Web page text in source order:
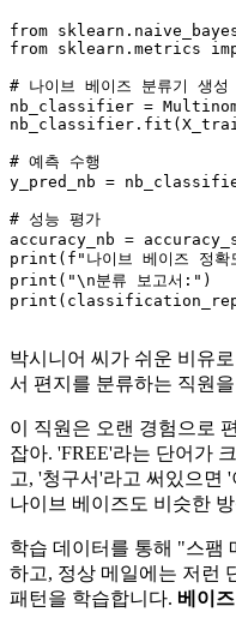
from
from sklearn.metrics
# 나이브 베이즈 분류기 생성
nb_classifier =
# 예측 수행
y_pred_nb =
# 성능 평가
print ( f"나이브 베이즈 정확
print ( "\n분류 보고서:"
print
박시니어 씨가 쉬운 비유
서 편지를 분류하는 직원
이 직원은 오랜 경험으로
잡아. 'FREE'라는 단어가
고, '청구서'라고 써있으면
나이브 베이즈도 비슷한
학습 데이터를 통해 "스팸
하고, 정상 메일에는 저런
패턴을 학습합니다. 베이